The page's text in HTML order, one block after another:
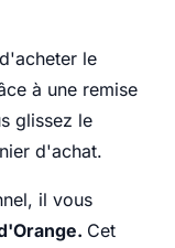
le
à une remise
glissez le
d'achat.
il vous
Cet